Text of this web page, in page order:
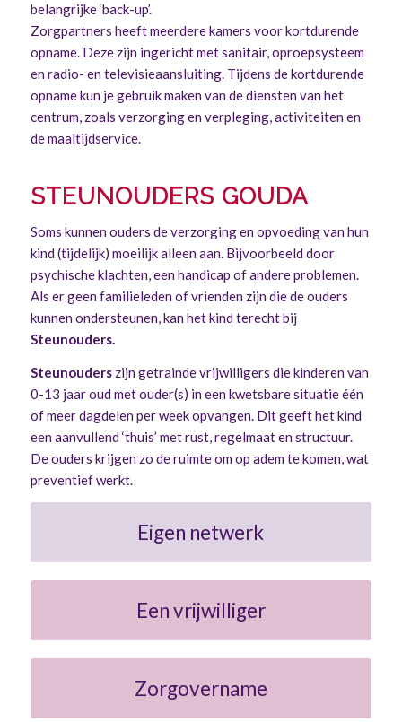
belangrijke ‘back-up’.
Zorgpartners heeft meerdere kamers voor kortdurende
opname. Deze zijn ingericht met sanitair, oproepsysteem
en radio- en televisieaansluiting. Tijdens de kortdurende
opname kun je gebruik maken van de diensten van het
centrum, zoals verzorging en verpleging, activiteiten en
de maaltijdservice.
STEUNOUDERS GOUDA
Soms kunnen ouders de verzorging en opvoeding van hun
kind (tijdelijk) moeilijk alleen aan. Bijvoorbeeld door
psychische klachten, een handicap of andere problemen.
Als er geen familieleden of vrienden zijn die de ouders
kunnen ondersteunen, kan het kind terecht bij
Steunouders.
Steunouderszijn getrainde vrijwilligers die kinderen van
0-13 jaar oud met ouder(s) in een kwetsbare situatie één
of meer dagdelen per week opvangen. Dit geeft het kind
een aanvullend ‘thuis’ met rust, regelmaat en structuur.
De ouders krijgen zo de ruimte om op adem te komen, wat
preventief werkt.
Eigen netwerk
Een vrijwilliger
Zorgovername